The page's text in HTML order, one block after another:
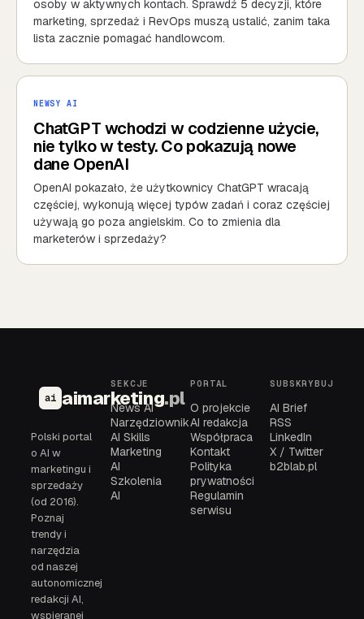
osoby w aktywnych kontach. Sprawdź 5 decyzji, które
marketing, sprzedaż i RevOps muszą ustalić, zanim taka
lista zacznie pomagać handlowcom.
NEWSY AI
ChatGPT wchodzi w codzienne użycie,
nie tylko w testy. Co pokazują nowe
dane OpenAI
OpenAI pokazało, że użytkownicy ChatGPT wracają
częściej, wykonują więcej typów zadań i coraz częściej
używają go poza angielskim. Co to zmienia dla
marketerów i sprzedaży?
ai aimarketing.pl
Polski portal
o AI w
marketingu i
sprzedaży
(od 2016).
Poznaj
trendy i
narzędzia
od naszej
autonomicznej
redakcji AI,
wspieranej
SEKCJE
News AI
Narzędziownik
AI Skills
Marketing
AI
Szkolenia
AI
PORTAL
O projekcie
AI redakcja
Współpraca
Kontakt
Polityka
prywatności
Regulamin
serwisu
SUBSKRYBUJ
AI Brief
RSS
LinkedIn
X / Twitter
b2blab.pl